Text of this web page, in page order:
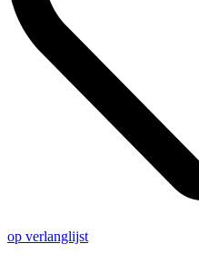
op verlanglijst